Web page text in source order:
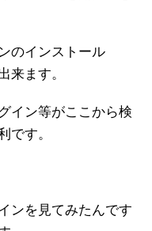
のインストール
来ます。
イン等がここから検
です。
ンを見てみたんです